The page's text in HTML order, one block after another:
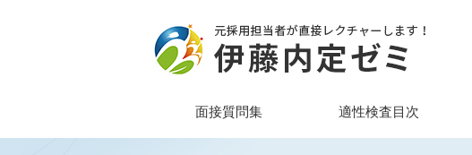
面接質問集 適性検査目次